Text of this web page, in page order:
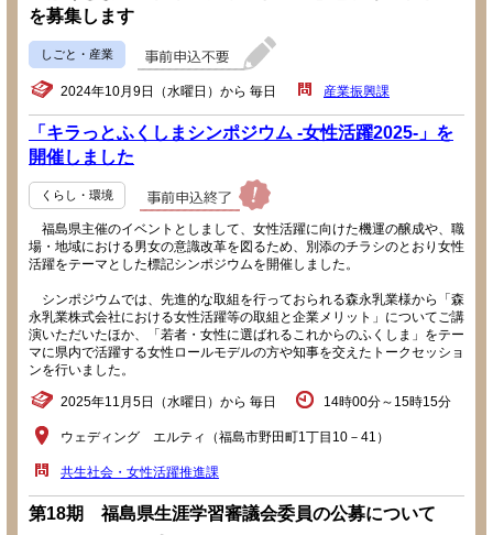
を募集します
しごと・産業
2024年10月9日（水曜日）から 毎日 産業振興課
「キラっとふくしまシンポジウム -女性活躍2025-」を
開催しました
くらし・環境
福島県主催のイベントとしまして、女性活躍に向けた機運の醸成や、職
場・地域における男女の意識改革を図るため、別添のチラシのとおり女性
活躍をテーマとした標記シンポジウムを開催しました。
シンポジウムでは、先進的な取組を行っておられる森永乳業様から「森
永乳業株式会社における女性活躍等の取組と企業メリット」についてご講
演いただいたほか、「若者・女性に選ばれるこれからのふくしま」をテー
マに県内で活躍する女性ロールモデルの方や知事を交えたトークセッショ
ンを行いました。
2025年11月5日（水曜日）から 毎日 14時00分～15時15分
ウェディング エルティ（福島市野田町1丁目10－41）
共生社会・女性活躍推進課
第18期 福島県生涯学習審議会委員の公募について